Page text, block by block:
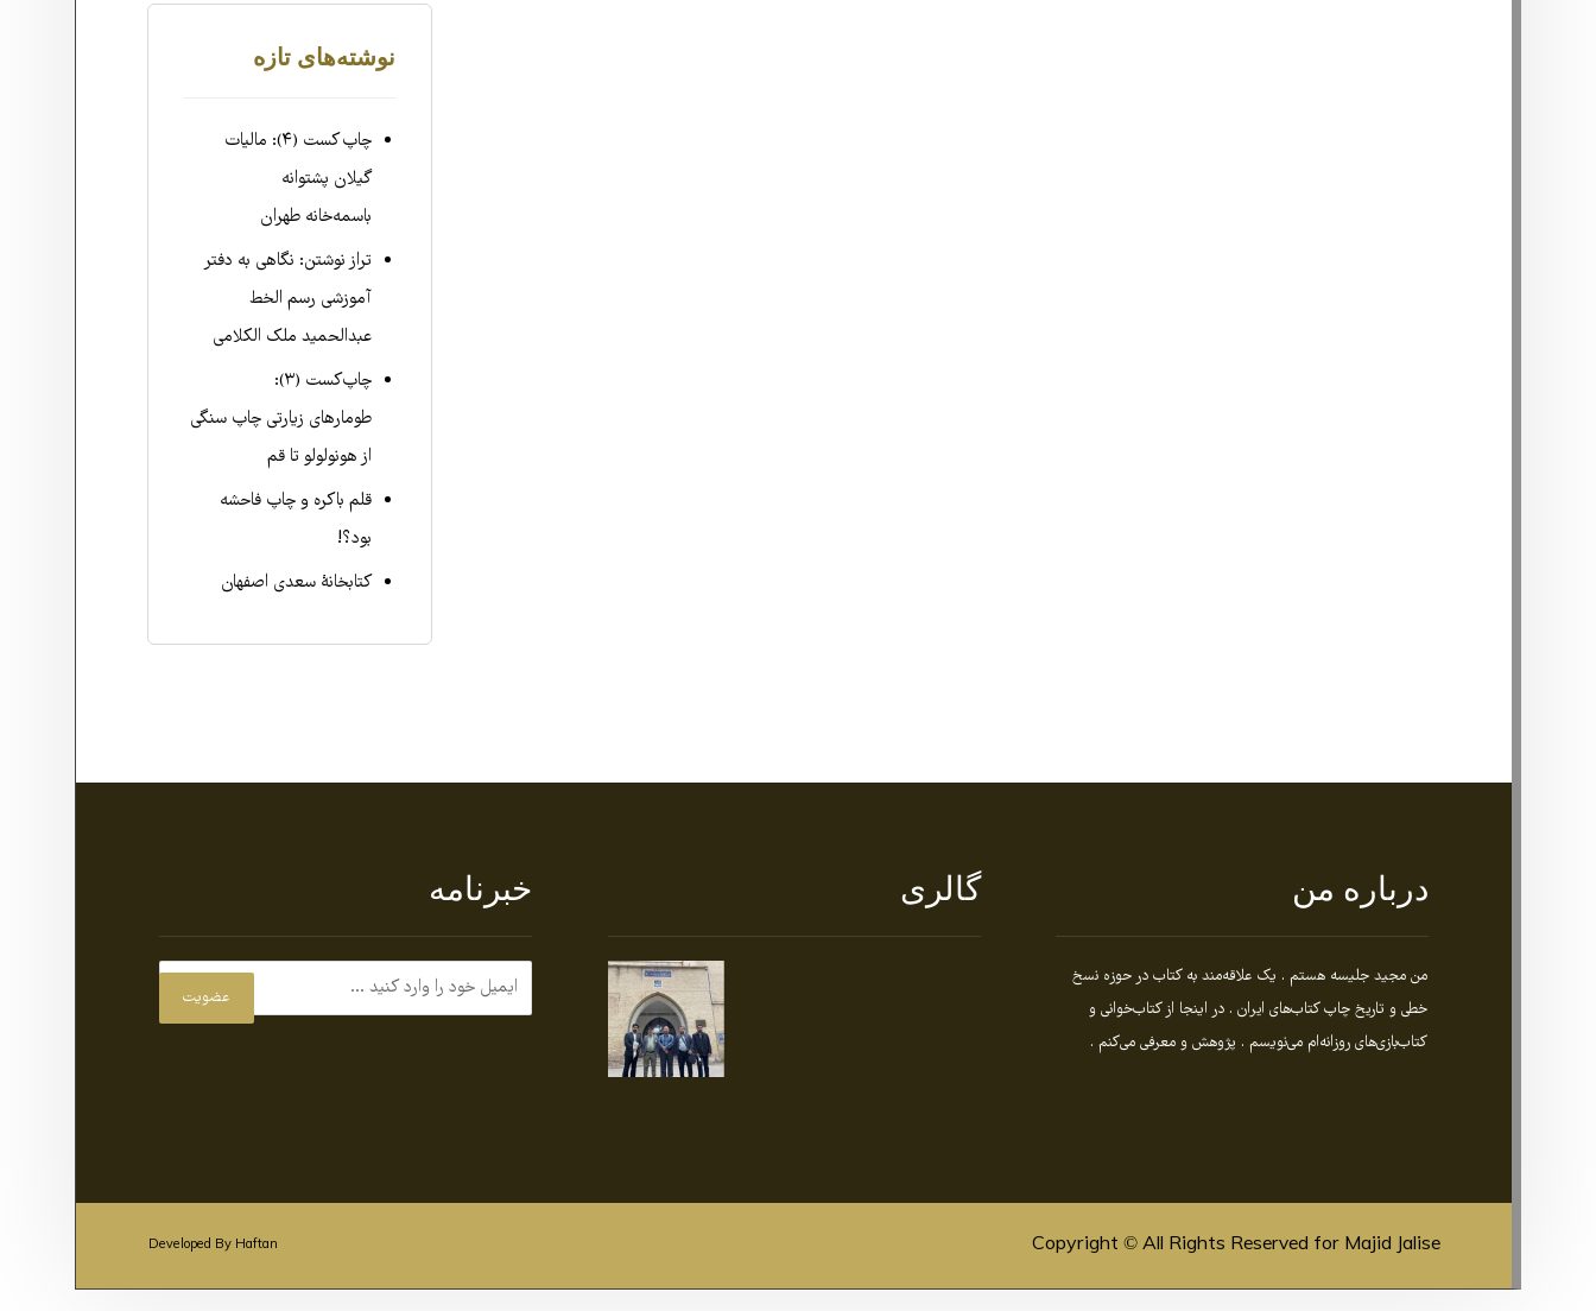
نوشته‌های تازه
چاپ کست (۴): مالیات
گیلان پشتوانه
باسمه‌خانه طهران
تراز نوشتن: نگاهی به دفتر
آموزشی رسم الخط
عبدالحمید ملک الکلامی
چاپ‌کست (۳):
طومارهای زیارتی چاپ سنگی
از هونولولو تا قم
قلم باکره و چاپ فاحشه
بود؟!
کتابخانۀ سعدی اصفهان
درباره من
من مجید جلیسه هستم . یک علاقه‌مند به کتاب در حوزه نسخ
خطی و تاریخ چاپ کتاب‌های ایران . در اینجا از کتاب‌خوانی و
کتاب‌بازی‌های روزانه‌ام می‌نویسم . پژوهش و معرفی می‌کنم .
گالری خبرنامه
عضویت
Copyright © All Rights Reserved for Majid Jalise
Developed By Haftan